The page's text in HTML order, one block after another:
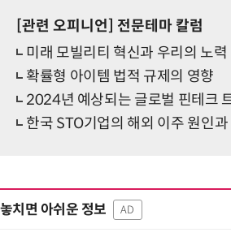
[관련 오피니언] 전문테마 칼럼
미래 모빌리티 혁신과 우리의 노력
확률형 아이템 법적 규제의 영향
2024년 예상되는 글로벌 핀테크
한국 STO기업의 해외 이주 원인과
놓치면 아쉬운 정보 AD